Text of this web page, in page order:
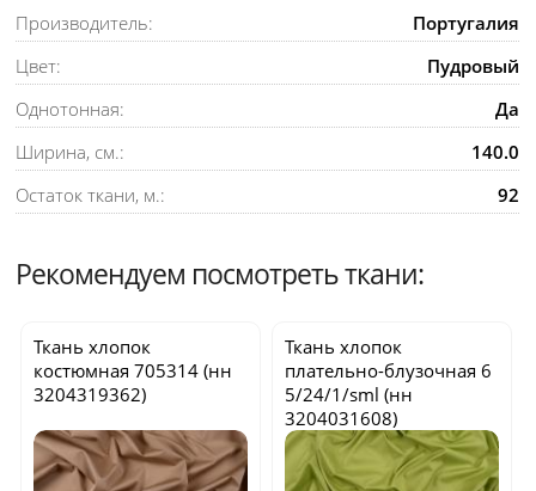
Производитель:
Португалия
Цвет:
Пудровый
Однотонная:
Да
Ширина, см.:
140.0
Остаток ткани, м.:
92
Рекомендуем посмотреть ткани:
Ткань хлопок
костюмная705314 (нн
3204319362)
Ткань хлопок
плательно-блузочная6
5/24/1/sml (нн
3204031608)